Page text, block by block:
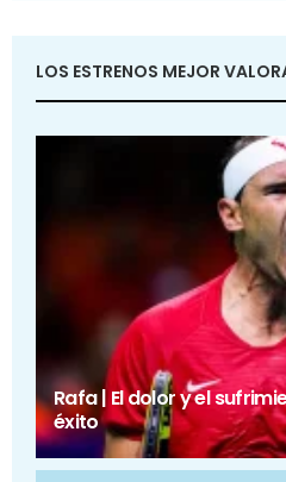
LOS ESTRENOS MEJOR
Rafa | El dolor y el
éxito